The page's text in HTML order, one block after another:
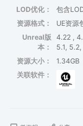
LOD优化：
包含
资源格式：
UE资源
Unreal版
本：
4.22 ,
5.1,
资源大小：
1.34GB
关联软件：